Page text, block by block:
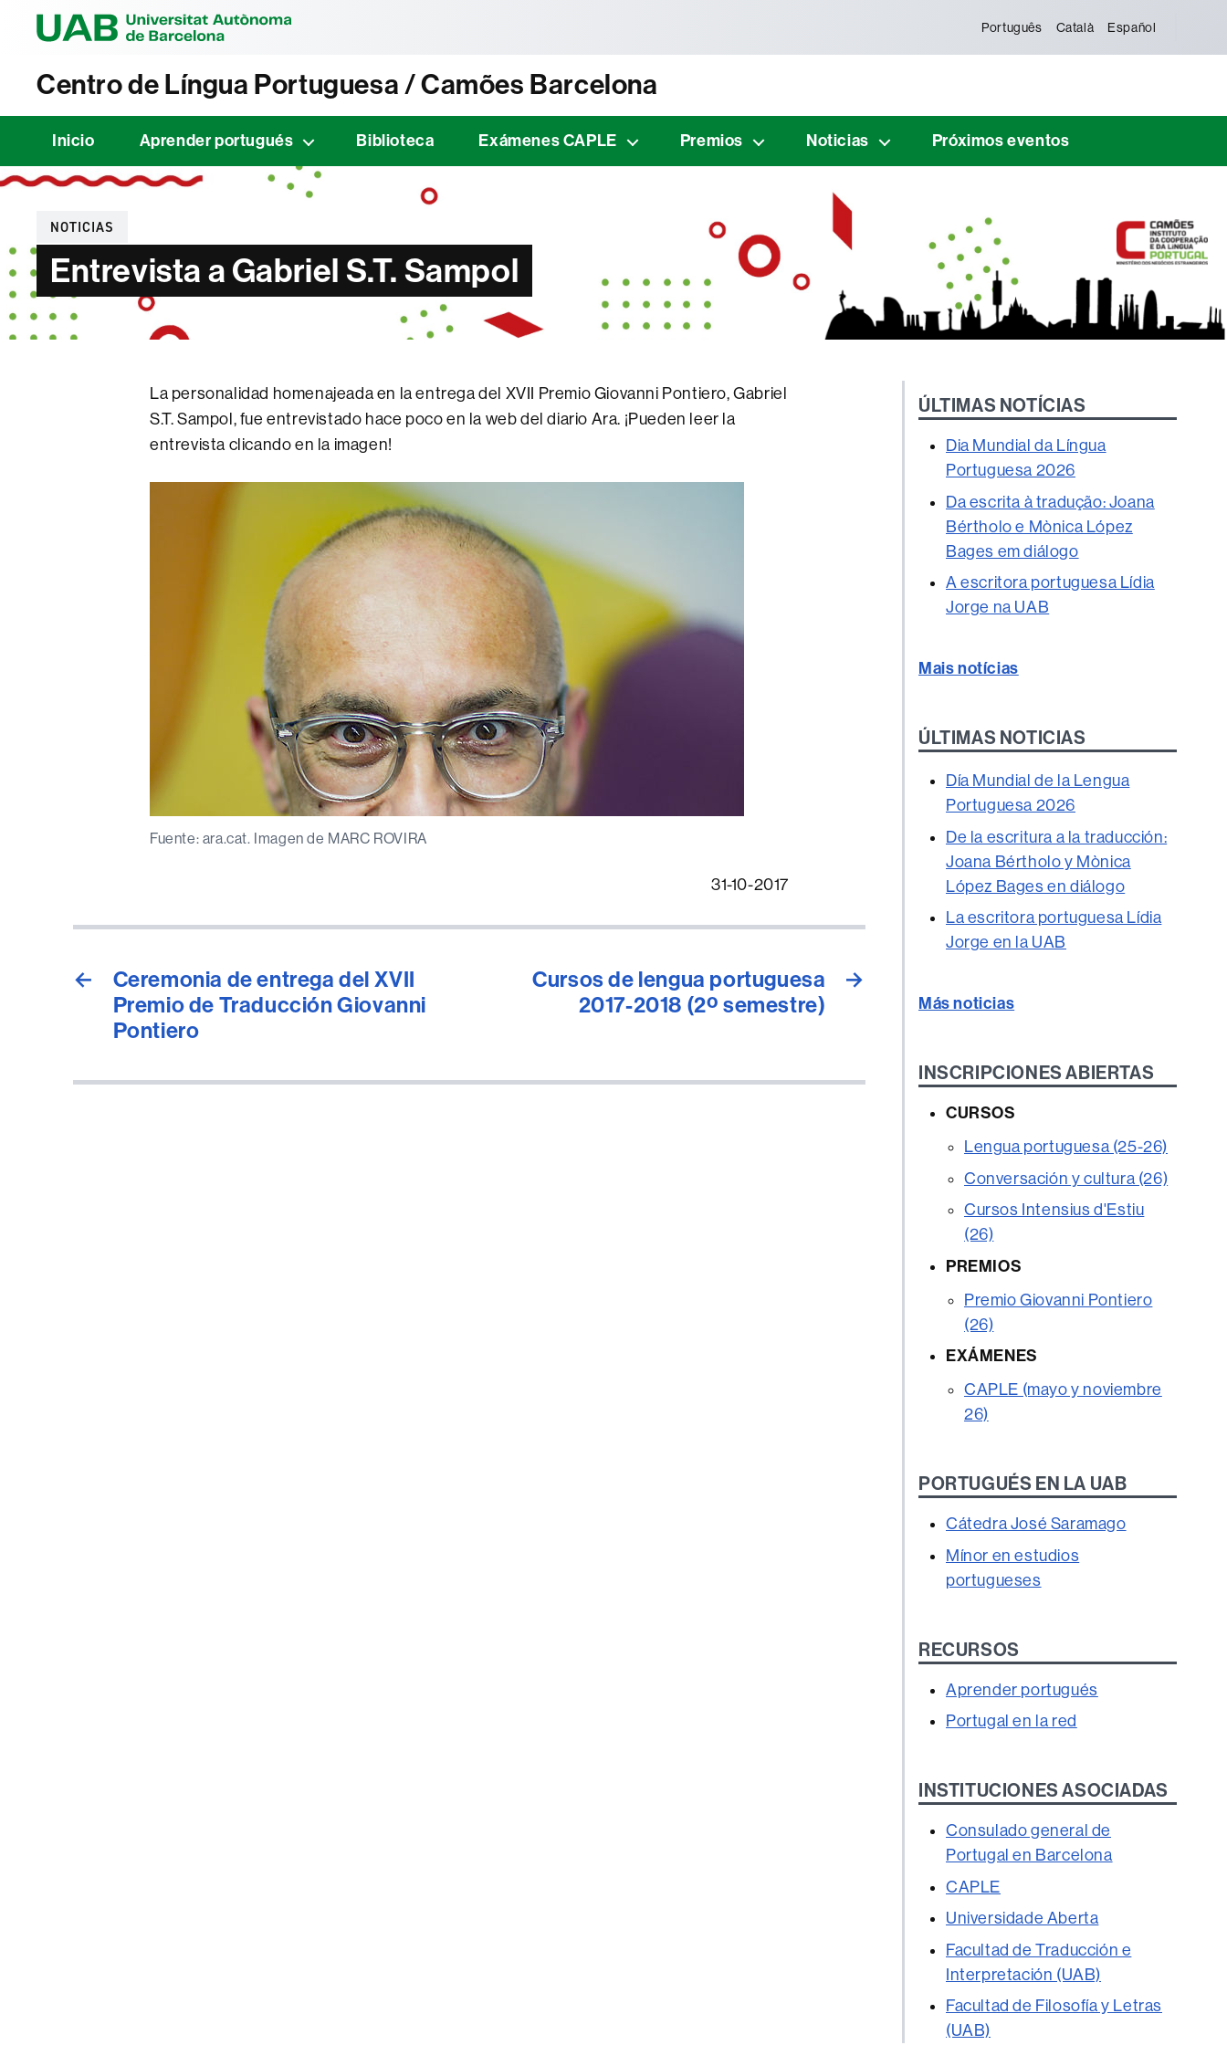
Português Català Español
Centro de Língua Portuguesa / Camões Barcelona
Inicio Aprender portugués Biblioteca Exámenes CAPLE Premios Noticias Próximos eventos
Categorías
NOTICIAS
Entrevista a Gabriel S.T. Sampol
La personalidad homenajeada en la entrega del XVII Premio Giovanni Pontiero, Gabriel
S.T. Sampol, fue entrevistado hace poco en la web del diario Ara. ¡Pueden leer la
entrevista clicando en la imagen!
Fuente: ara.cat. Imagen de MARC ROVIRA
31-10-2017
←
Ceremonia de entrega del XVII
Premio de Traducción Giovanni
Pontiero
→
Cursos de lengua portuguesa
2017-2018 (2º semestre)
ÚLTIMAS NOTÍCIAS
Dia Mundial da Língua
Portuguesa 2026
Da escrita à tradução: Joana
Bértholo e Mònica López
Bages em diálogo
A escritora portuguesa Lídia
Jorge na UAB
Mais notícias
ÚLTIMAS NOTICIAS
Día Mundial de la Lengua
Portuguesa 2026
De la escritura a la traducción:
Joana Bértholo y Mònica
López Bages en diálogo
La escritora portuguesa Lídia
Jorge en la UAB
Más noticias
INSCRIPCIONES ABIERTAS
CURSOS
Lengua portuguesa (25-26)
Conversación y cultura (26)
Cursos Intensius d'Estiu
(26)
PREMIOS
Premio Giovanni Pontiero
(26)
EXÁMENES
CAPLE (mayo y noviembre
26)
PORTUGUÉS EN LA UAB
Cátedra José Saramago
Mínor en estudios
portugueses
RECURSOS
Aprender portugués
Portugal en la red
INSTITUCIONES ASOCIADAS
Consulado general de
Portugal en Barcelona
CAPLE
Universidade Aberta
Facultad de Traducción e
Interpretación (UAB)
Facultad de Filosofía y Letras
(UAB)